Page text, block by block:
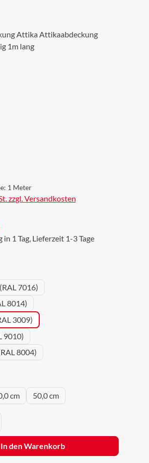
1 Meter
zzgl. Versandkosten
1 Tag, Lieferzeit 1-3 Tage
7016)
8014)
3009)
9010)
8004)
cm 50,0 cm
Gib den gewünschten
In den Warenkorb